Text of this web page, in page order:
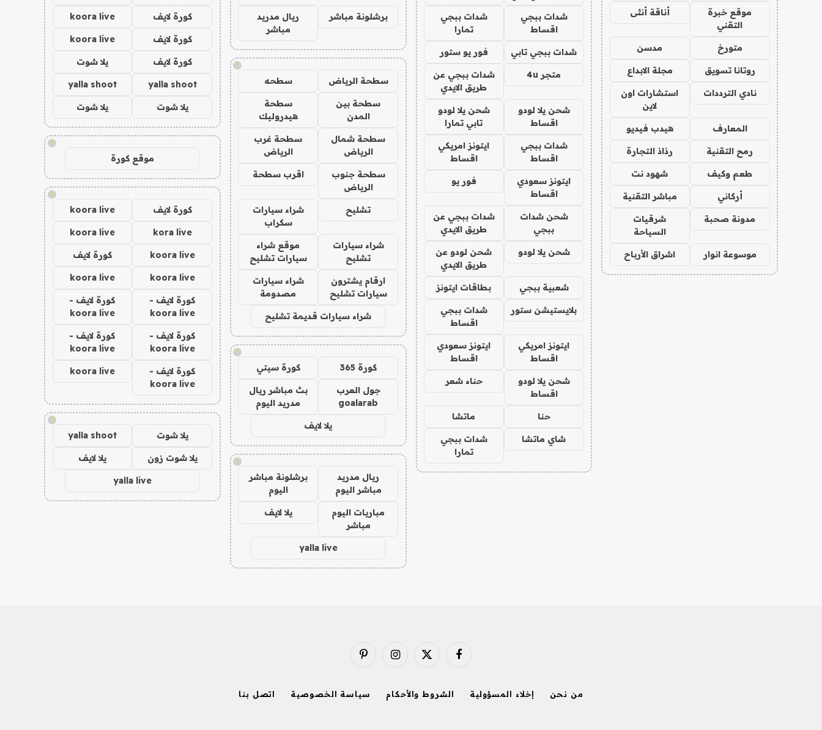
موقع خبرة
التقني
أناقة أنثى
متورخ مدسن
روتانا تسويق مجلة الابداع
نادي الترددات
استشارات اون
لاين
المعارف هيدب فيديو
رمح التقنية رذاذ التجارة
طعم وكيف شهود نت
أركاني مباشر التقنية
مدونة صحبة
شرقيات
السياحة
موسوعة انوار اشراق الأرباح
شدات ببجي
اقساط
شدات ببجي
تمارا
شدات ببجي تابي فور يو ستور
متجر 4u
شدات ببجي عن
طريق الايدي
شحن يلا لودو
اقساط
شحن يلا لودو
تابي تمارا
شدات ببجي
اقساط
ايتونز امريكي
اقساط
ايتونز سعودي
اقساط
فور يو
شحن شدات
ببجي
شدات ببجي عن
طريق الايدي
شحن يلا لودو
شحن لودو عن
طريق الايدي
شعبية ببجي بطاقات ايتونز
بلايستيشن ستور
شدات ببجي
اقساط
ايتونز امريكي
اقساط
ايتونز سعودي
اقساط
شحن يلا لودو
اقساط
حناء شعر
حنا ماتشا
شاي ماتشا
شدات ببجي
تمارا
برشلونة مباشر
ريال مدريد
مباشر
!
سطحة الرياض سطحه
سطحة بين
المدن
سطحة
هيدروليك
سطحة شمال
الرياض
سطحة غرب
الرياض
سطحة جنوب
الرياض
اقرب سطحة
تشليح
شراء سيارات
سكراب
شراء سيارات
تشليح
موقع شراء
سيارات تشليح
ارقام يشترون
سيارات تشليح
شراء سيارات
مصدومة
شراء سيارات قديمة تشليح
!
كورة 365 كورة سيتي
جول العرب
goalarab
بث مباشر ريال
مدريد اليوم
يلا لايف
!
ريال مدريد
مباشر اليوم
برشلونة مباشر
اليوم
مباريات اليوم
مباشر
يلا لايف
yalla live
كورة لايف koora live
كورة لايف koora live
كورة لايف يلا شوت
yalla shoot
yalla shoot
يلا شوت يلا شوت
!
موقع كورة
!
كورة لايف koora live
kora live
koora live
koora live كورة لايف
koora live
koora live
كورة لايف -
koora live
كورة لايف -
koora live
كورة لايف -
koora live
كورة لايف -
koora live
كورة لايف -
koora live
koora live
!
يلا شوت yalla shoot
يلا شوت زون يلا لايف
yalla live
فيسبوك X
الانستغرامبينتيريست
من نحن إخلاء المسؤولية الشروط والأحكام سياسة الخصوصية اتصل بنا